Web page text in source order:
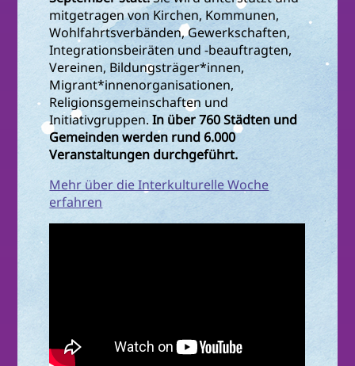
mitgetragen von Kirchen, Kommunen,
Wohlfahrtsverbänden, Gewerkschaften,
Integrationsbeiräten und -beauftragten,
Vereinen, Bildungsträger*innen,
Migrant*innenorganisationen,
Religionsgemeinschaften und
Initiativgruppen.In über 760 Städten und
Gemeinden werden rund 6.000
Veranstaltungen durchgeführt.
Mehr über die Interkulturelle Woche
erfahren